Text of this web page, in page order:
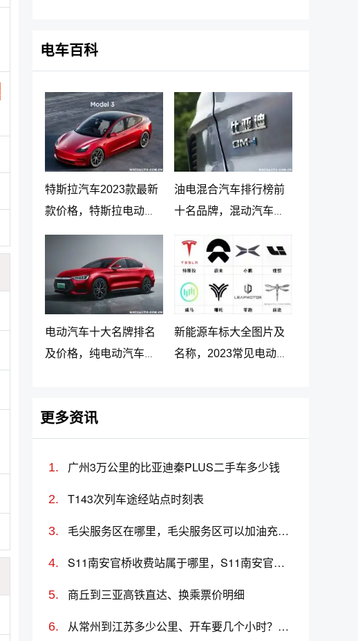
电车百科
特斯拉汽车2023款最新
款价格，特斯拉电动汽
车价格及落地价
油电混合汽车排行榜前
十名品牌，混动汽车十
电动汽车十大名牌排名
及价格，纯电动汽车排
新能源车标大全图片及
名称，2023常见电动汽
更多资讯
广州3万公里的比亚迪秦PLUS二手车多少钱
T143次列车途经站点时刻表
毛尖服务区在哪里，毛尖服务区可以加油充电吗？
S11南安官桥收费站属于哪里，S11南安官桥收费站入口的详细地址
商丘到三亚高铁直达、换乘票价明细
从常州到江苏多少公里、开车要几个小时？过路费、油费等